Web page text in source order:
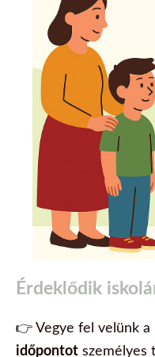
Érdeklődik
👉Vegye fel velünk a
időpontot személyes